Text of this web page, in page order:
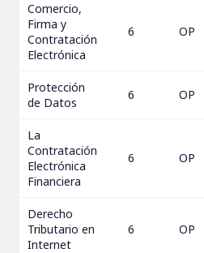
Comercio,
Firma y
Contratación
Electrónica
6 OP
Protección
de Datos
6 OP
La
Contratación
Electrónica
Financiera
6 OP
Derecho
Tributario en
Internet
6 OP